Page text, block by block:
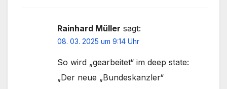
Rainhard Müller sagt:
08. 03. 2025 um 9:14 Uhr
So wird „gearbeitet“ im deep state:
„Der neue „Bundeskanzler“